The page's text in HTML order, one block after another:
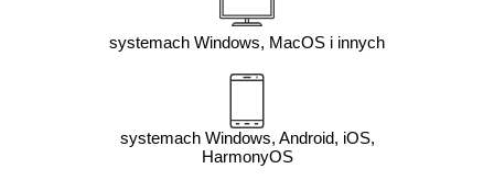
systemach Windows, MacOS i innych
systemach Windows, Android, iOS,
HarmonyOS